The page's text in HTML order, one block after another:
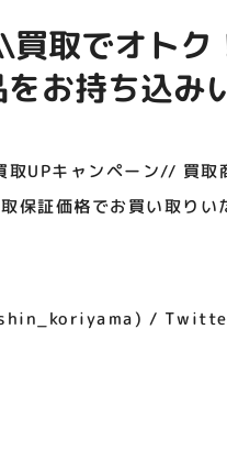
呪術
店頭
カレ
お祭
で好
ヨド
間駐
プレ
8F専
取でオトク
お持ち込み
くはこちら⬇️
UPキャンペーン// 買取
保証価格でお買い取りい
/